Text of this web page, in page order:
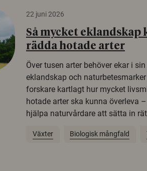
22 juni 2026
Så mycket eklandskap
rädda hotade arter
Över tusen arter behöver ekar i
eklandskap och
forskare kartlagt hur mycket
hotade arter ska kunna överleva
hjälpa naturvårdare att sätta in
Växter Biologisk mångfald